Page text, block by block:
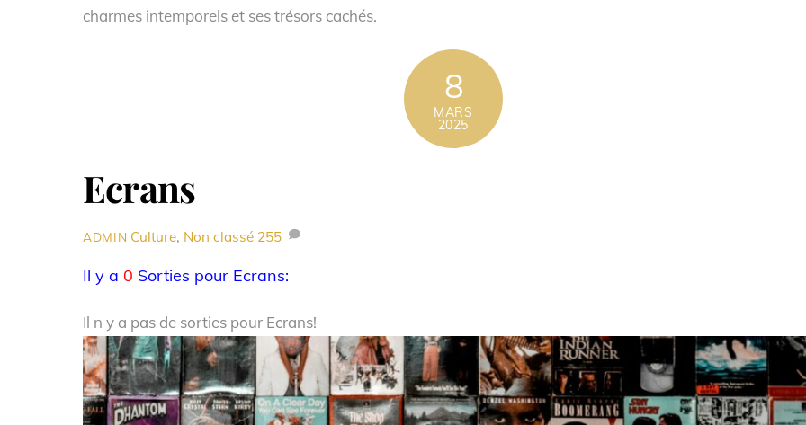
charmes intemporels et ses trésors cachés.
8
MARS
2025
Ecrans
ADMIN Culture, Non classé 255
Il y a 0 Sorties pour Ecrans:
Il n y a pas de sorties pour Ecrans!